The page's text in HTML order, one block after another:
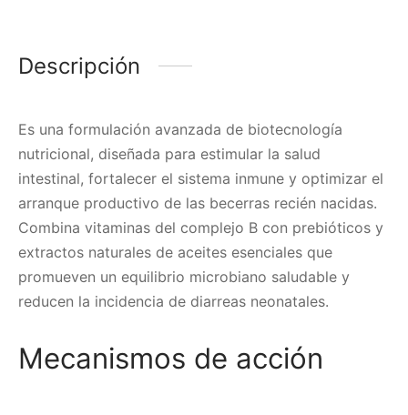
Descripción
Es una formulación avanzada de biotecnología
nutricional, diseñada para estimular la salud
intestinal, fortalecer el sistema inmune y optimizar el
arranque productivo de las becerras recién nacidas.
Combina vitaminas del complejo B con prebióticos y
extractos naturales de aceites esenciales que
promueven un equilibrio microbiano saludable y
reducen la incidencia de diarreas neonatales.
Mecanismos de acción